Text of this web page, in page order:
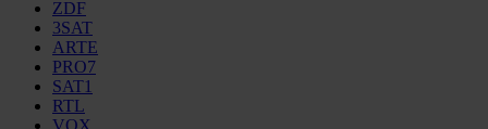
ZDF
3SAT
ARTE
PRO7
SAT1
RTL
VOX